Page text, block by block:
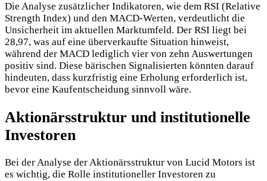
Die Analyse zusätzlicher Indikatoren, wie dem RSI (Relative
Strength Index) und den MACD-Werten, verdeutlicht die
Unsicherheit im aktuellen Marktumfeld. Der RSI liegt bei
28,97, was auf eine überverkaufte Situation hinweist,
während der MACD lediglich vier von zehn Auswertungen
positiv sind. Diese bärischen Signalisierten könnten darauf
hindeuten, dass kurzfristig eine Erholung erforderlich ist,
bevor eine Kaufentscheidung sinnvoll wäre.
Aktionärsstruktur und institutionelle
Investoren
Bei der Analyse der Aktionärsstruktur von Lucid Motors ist
es wichtig, die Rolle institutioneller Investoren zu